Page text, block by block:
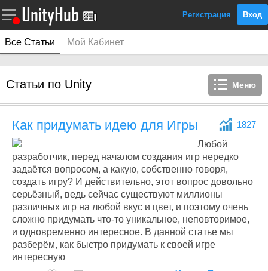
Регистрация Вход
Все Статьи Мой Кабинет
Меню
Статьи по Unity
1827
Как придумать идею для Игры
Любой
разработчик, перед началом создания игр нередко
задаётся вопросом, а какую, собственно говоря,
создать игру? И действительно, этот вопрос довольно
серьёзный, ведь сейчас существуют миллионы
различных игр на любой вкус и цвет, и поэтому очень
сложно придумать что-то уникальное, неповторимое,
и одновременно интересное. В данной статье мы
разберём, как быстро придумать к своей игре
интересную